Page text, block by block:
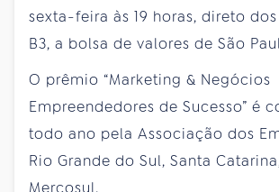
sexta-feira às 19 horas, direto
B3, a bolsa de valores de São
O prêmio “Marketing & Negócios
Empreendedores de Sucesso” é
todo ano pela Associação dos
Rio Grande do Sul, Santa
Mercosul.